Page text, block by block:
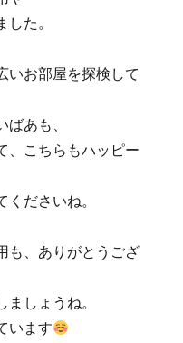
た。
いお部屋を探検して
あも、
、こちらもハッピー
ださいね。
も、ありがとうござ
しょうね。
います